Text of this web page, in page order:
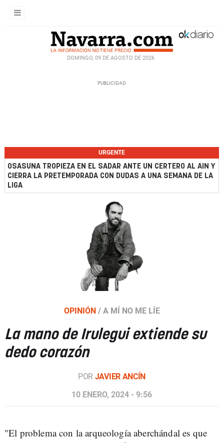
DOMINGO, 09 DE AGOSTO DE 2026
URGENTE
OSASUNA TROPIEZA EN EL SADAR ANTE UN CERTERO AL AIN Y
CIERRA LA PRETEMPORADA CON DUDAS A UNA SEMANA DE LA
LIGA
OPINIÓN / A MÍ NO ME LÍE
La mano de Irulegui extiende su
dedo corazón
POR JAVIER ANCÍN
10 ENERO, 2024 - 9:56
"El problema con la arqueología aberchándal es que